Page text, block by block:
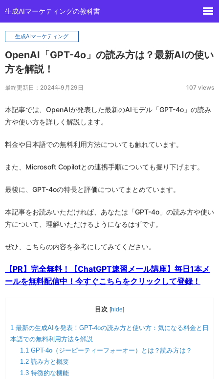
生成AIマーケティングの教科書
生成AIマーケティング
OpenAI「GPT-4o」の読み方は？最新AIの使い
方を解説！
最終更新日：2024年9月29日 107 views
本記事では、OpenAIが発表した最新のAIモデル「GPT-4o」の読み
方や使い方を詳しく解説します。
料金や日本語での無料利用方法についても触れています。
また、Microsoft Copilotとの連携手順についても掘り下げます。
最後に、GPT-4oの特長と評価についてまとめています。
本記事をお読みいただければ、あなたは「GPT-4o」の読み方や使い
方について、理解いただけるようになるはずです。
ぜひ、こちらの内容を参考にしてみてください。
【PR】完全無料！【ChatGPT速習メール講座】毎日1本メ
ールを無料配信中！今すぐこちらをクリックして登録！
目次 [hide]
1 最新の生成AIを発表！GPT-4oの読み方と使い方：気になる料金と日
本語での無料利用方法を解説
1.1GPT-4o（ジーピーティーフォーオー）とは？読み方は？
1.2読み方と概要
1.3特徴的な機能